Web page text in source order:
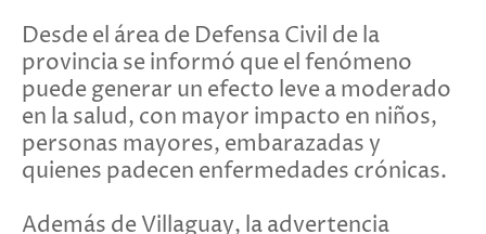
Desde el área de Defensa Civil de la
provincia se informó que el fenómeno
puede generar un efecto leve a moderado
en la salud, con mayor impacto en niños,
personas mayores, embarazadas y
quienes padecen enfermedades crónicas.
Además de Villaguay, la advertencia